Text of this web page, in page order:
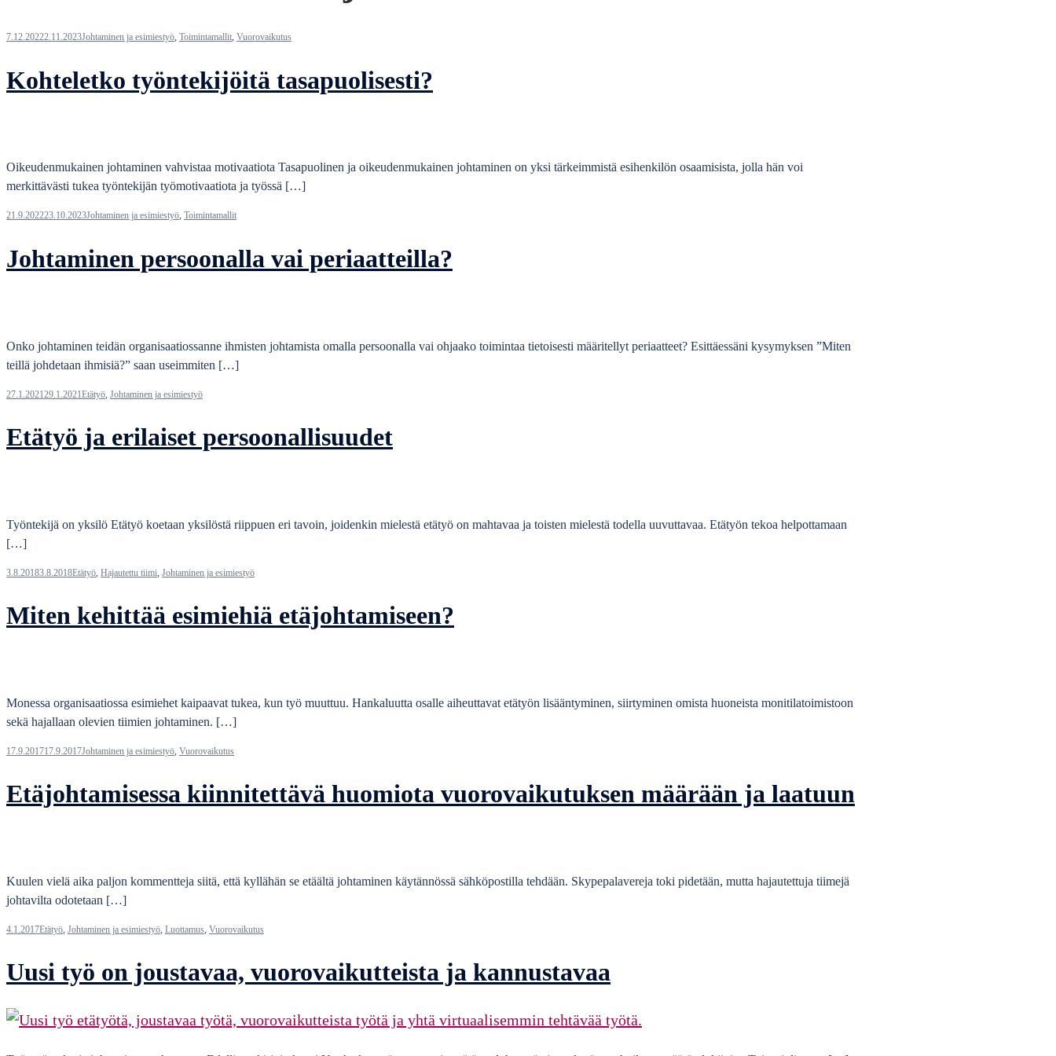
7.12.20222.11.2023Johtaminen ja esimiestyö, Toimintamallit, Vuorovaikutus
Kohteletko työntekijöitä tasapuolisesti?
Oikeudenmukainen johtaminen vahvistaa motivaatiota Tasapuolinen ja oikeudenmukainen johtaminen on yksi tärkeimmistä esihenkilön osaamisista, jolla hän voi
merkittävästi tukea työntekijän työmotivaatiota ja työssä […]
21.9.202223.10.2023Johtaminen ja esimiestyö, Toimintamallit
Johtaminen persoonalla vai periaatteilla?
Onko johtaminen teidän organisaatiossanne ihmisten johtamista omalla persoonalla vai ohjaako toimintaa tietoisesti määritellyt periaatteet? Esittäessäni kysymyksen ”Miten
teillä johdetaan ihmisiä?” saan useimmiten […]
27.1.202129.1.2021Etätyö Johtaminen ja esimiestyö
Etätyö ja erilaiset persoonallisuudet
Työntekijä on yksilö Etätyö koetaan yksilöstä riippuen eri tavoin, joidenkin mielestä etätyö on mahtavaa ja toisten mielestä todella uuvuttavaa. Etätyön tekoa helpottamaan
[…]
3.8.20183.8.2018Etätyö Hajautettu tiimi Johtaminen ja esimiestyö
Miten kehittää esimiehiä etäjohtamiseen?
Monessa organisaatiossa esimiehet kaipaavat tukea, kun työ muuttuu. Hankaluutta osalle aiheuttavat etätyön lisääntyminen, siirtyminen omista huoneista monitilatoimistoon
sekä hajallaan olevien tiimien johtaminen. […]
17.9.201717.9.2017Johtaminen ja esimiestyö Vuorovaikutus
Etäjohtamisessa kiinnitettävä huomiota vuorovaikutuksen määrään ja laatuun
Kuulen vielä aika paljon kommentteja siitä, että kyllähän se etäältä johtaminen käytännössä sähköpostilla tehdään. Skypepalavereja toki pidetään, mutta hajautettuja tiimejä
johtavilta odotetaan […]
4.1.2017Etätyö Johtaminen ja esimiestyö Luottamus Vuorovaikutus
Uusi työ on joustavaa, vuorovaikutteista ja kannustavaa